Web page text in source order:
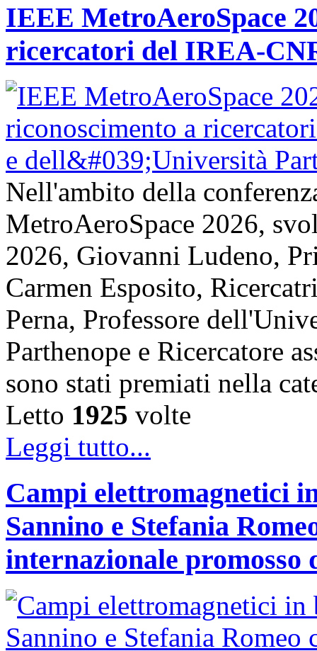
IEEE MetroAeroSpace
ricercatori del IREA-
Nell'ambito della
MetroAeroSpace 2026,
2026, Giovanni Ludeno,
Carmen Esposito,
Perna, Professore
Parthenope e Ricercatore
sono stati premiati nella
Letto 1925 volte
Leggi tutto...
Campi elettromagnetici
Sannino e Stefania
internazionale promosso